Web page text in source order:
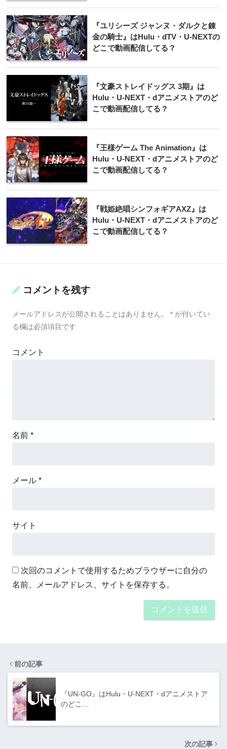
『ユリシーズ ジャンヌ・ダルクと錬
金の騎士』はHulu・dTV・U-NEXTの
どこで動画配信してる？
『文豪ストレイドッグス 3期』は
Hulu・U-NEXT・dアニメストアのど
こで動画配信してる？
『王様ゲーム The Animation』は
Hulu・U-NEXT・dアニメストアのど
こで動画配信してる？
『戦姫絶唱シンフォギアAXZ』は
Hulu・U-NEXT・dアニメストアのど
こで動画配信してる？
コメントを残す
メールアドレスが公開されることはありません。 * が付いてい
る欄は必須項目です
コメント
名前 *
メール *
サイト
次回のコメントで使用するためブラウザーに自分の
名前、メールアドレス、サイトを保存する。
前の記事
『UN-GO』はHulu・U-NEXT・dアニメストア
のどこ…
次の記事